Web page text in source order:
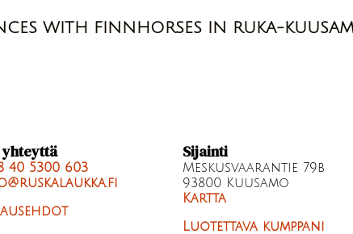
WITH FINNHORSES IN RUKA-
yhteyttä
40 5300 603
Sijainti
Meskusvaarantie 79b
93800 Kuusamo
Kartta
Luotettava kumppani